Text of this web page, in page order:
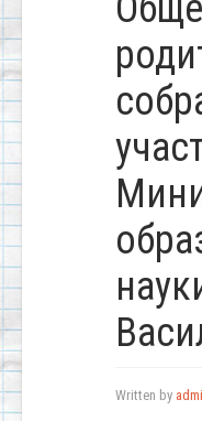
Written by